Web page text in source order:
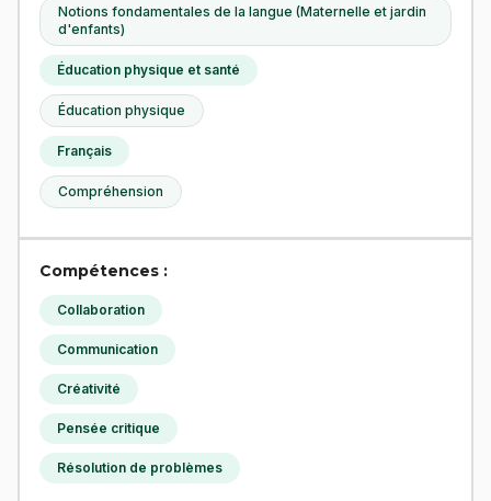
Notions fondamentales de la langue (Maternelle et jardin
d'enfants)
Éducation physique et santé
Éducation physique
Français
Compréhension
Compétences :
Collaboration
Communication
Créativité
Pensée critique
Résolution de problèmes